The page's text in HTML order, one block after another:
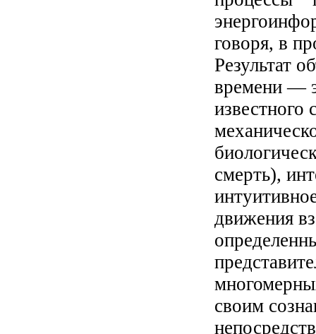
говоря, в
Результат
времени —
известного
смерть),
движения
своим